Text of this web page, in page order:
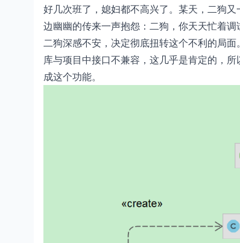
好几次班了，媳妇都不高兴了。某天，二狗
边幽幽的传来一声抱怨：二狗，你天天忙着
二狗深感不安，决定彻底扭转这个不利的局
库与项目中接口不兼容，这几乎是肯定的，
成这个功能。